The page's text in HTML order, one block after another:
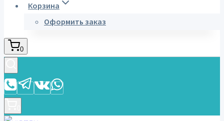
Корзина
Оформить заказ
0